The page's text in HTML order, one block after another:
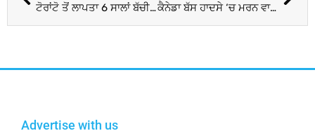
ਟੋਰਾਂਟੋ ਤੋਂ ਲਾਪਤਾ 6 ਸਾਲਾਂ ਬੱਚੀ ਕਈ ਘੰਟਿਆਂ ਬਾਅਦ ਸੁਰੱਖਿਅਤ ਲੱਭੀ ਕੈਨੇਡਾ ਬੱਸ ਹਾਦਸੇ ‘ਚ ਮਰਨ ਵਾਲਿਆਂ ਦੀ ਆਤਮਿਕ ਸ਼ਾਂਤੀ ਲਈ ਕਰਵਾਏ ਜਾਣਗੇ ਅਖੰਡ ਪਾਠ
Advertise with us